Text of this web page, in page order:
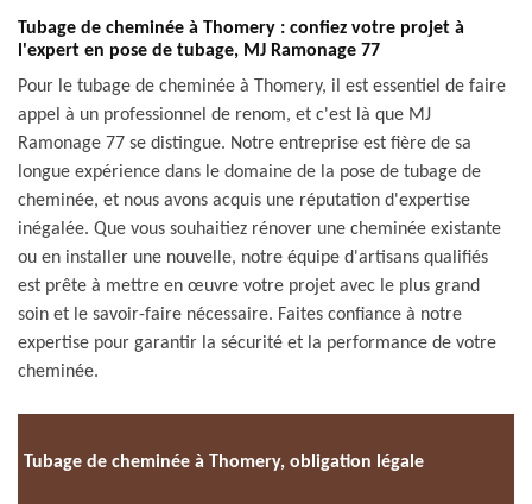
Tubage de cheminée à Thomery : confiez votre projet à
l'expert en pose de tubage, MJ Ramonage 77
Pour le tubage de cheminée à Thomery, il est essentiel de faire
appel à un professionnel de renom, et c'est là que MJ
Ramonage 77 se distingue. Notre entreprise est fière de sa
longue expérience dans le domaine de la pose de tubage de
cheminée, et nous avons acquis une réputation d'expertise
inégalée. Que vous souhaitiez rénover une cheminée existante
ou en installer une nouvelle, notre équipe d'artisans qualifiés
est prête à mettre en œuvre votre projet avec le plus grand
soin et le savoir-faire nécessaire. Faites confiance à notre
expertise pour garantir la sécurité et la performance de votre
cheminée.
Tubage de cheminée à Thomery, obligation légale